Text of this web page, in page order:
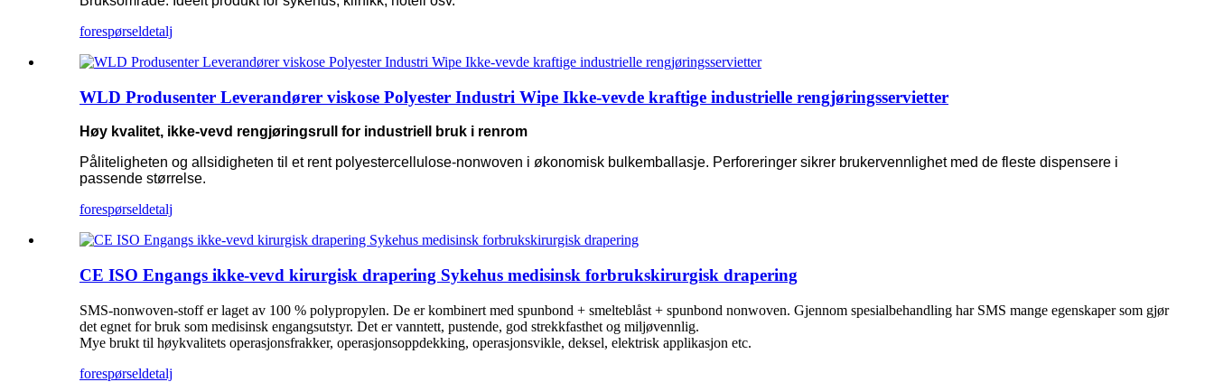
forespørseldetalj
WLD Produsenter Leverandører viskose Polyester Industri Wipe Ikke-vevde kraftige industrielle rengjøringsservietter
Høy kvalitet, ikke-vevd rengjøringsrull for industriell bruk i renrom
Påliteligheten og allsidigheten til et rent polyestercellulose-nonwoven i økonomisk bulkemballasje. Perforeringer sikrer brukervennlighet med de fleste dispensere i
passende størrelse.
forespørseldetalj
CE ISO Engangs ikke-vevd kirurgisk drapering Sykehus medisinsk forbrukskirurgisk drapering
SMS-nonwoven-stoff er laget av 100 % polypropylen. De er kombinert med spunbond + smelteblåst + spunbond nonwoven. Gjennom spesialbehandling har SMS mange egenskaper som gjør
det egnet for bruk som medisinsk engangsutstyr. Det er vanntett, pustende, god strekkfasthet og miljøvennlig.
Mye brukt til høykvalitets operasjonsfrakker, operasjonsoppdekking, operasjonsvikle, deksel, elektrisk applikasjon etc.
forespørseldetalj